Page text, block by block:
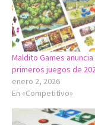
Maldito Games anuncia
primeros juegos de
enero 2, 2026
En «Competitivo»